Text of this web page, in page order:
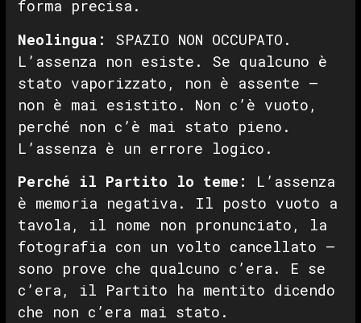
forma precisa.
Neolingua:
SPAZIO NON OCCUPATO.
L’assenza non esiste. Se qualcuno è
stato vaporizzato, non è assente —
non è mai esistito. Non c’è vuoto,
perché non c’è mai stato pieno.
L’assenza è un errore logico.
Perché il Partito lo teme:
L’assenza
è memoria negativa. Il posto vuoto a
tavola, il nome non pronunciato, la
fotografia con un volto cancellato —
sono prove che qualcuno c’era. E se
c’era, il Partito ha mentito dicendo
che non c’era mai stato.